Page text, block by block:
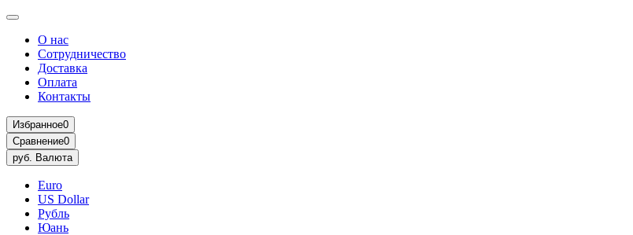
О нас
Сотрудничество
Доставка
Оплата
Контакты
Избранное0
Сравнение0
руб. Валюта
Euro
US Dollar
Рубль
Юань